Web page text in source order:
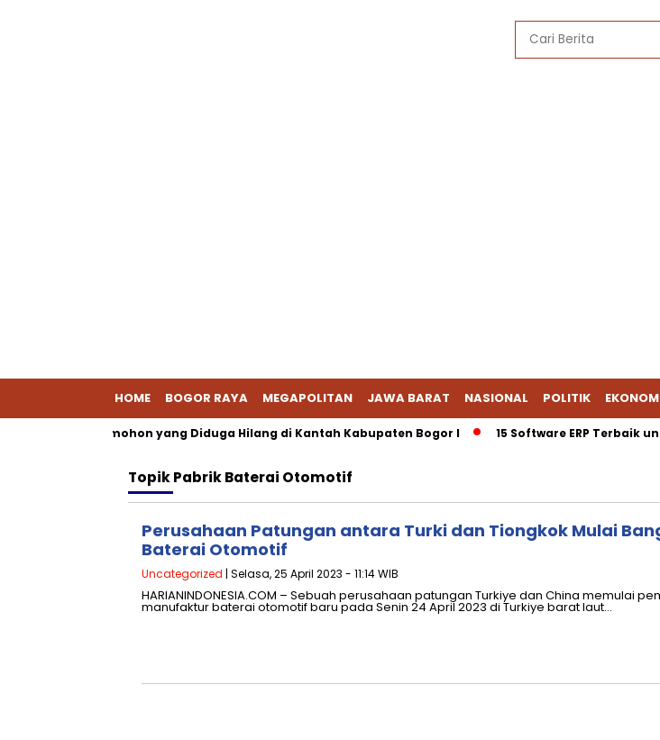
HOME BOGOR RAYA MEGAPOLITAN JAWA BARAT NASIONAL POLITIK
Berkas Pemohon yang Diduga Hilang di Kantah Kabupaten Bogor I 15 Software ERP Terbaik
TopikPabrik Baterai Otomotif
Perusahaan Patungan antara Turki dan Tiongkok Mulai
Baterai Otomotif
Uncategorized | Selasa, 25 April 2023 - 11:14 WIB
HARIANINDONESIA.COM – Sebuah perusahaan patungan Turkiye dan China memulai
manufaktur baterai otomotif baru pada Senin 24 April 2023 di Turkiye barat laut…